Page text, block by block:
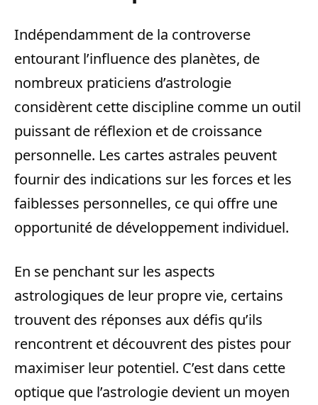
Indépendamment de la controverse
entourant l’influence des planètes, de
nombreux praticiens d’astrologie
considèrent cette discipline comme un outil
puissant de réflexion et de croissance
personnelle. Les cartes astrales peuvent
fournir des indications sur les forces et les
faiblesses personnelles, ce qui offre une
opportunité de développement individuel.
En se penchant sur les aspects
astrologiques de leur propre vie, certains
trouvent des réponses aux défis qu’ils
rencontrent et découvrent des pistes pour
maximiser leur potentiel. C’est dans cette
optique que l’astrologie devient un moyen